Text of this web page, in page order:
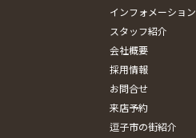
インフォメーション
スタッフ紹介
会社概要
採用情報
お問合せ
来店予約
逗子市の街紹介